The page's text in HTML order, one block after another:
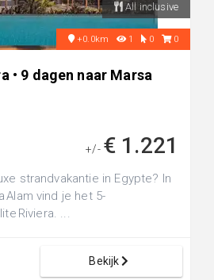
All inclusive
+0.0km 1 0 0
• 9 dagen naar Marsa
+/- € 1.221
strandvakantie in Egypte? In
Alam vind je het 5-
Riviera. ...
Bekijk